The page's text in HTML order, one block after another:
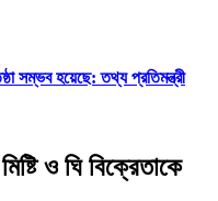
সম্ভব হয়েছে: তথ্য প্রতিমন্ত্রী
ও ঘি বিক্রেতাকে